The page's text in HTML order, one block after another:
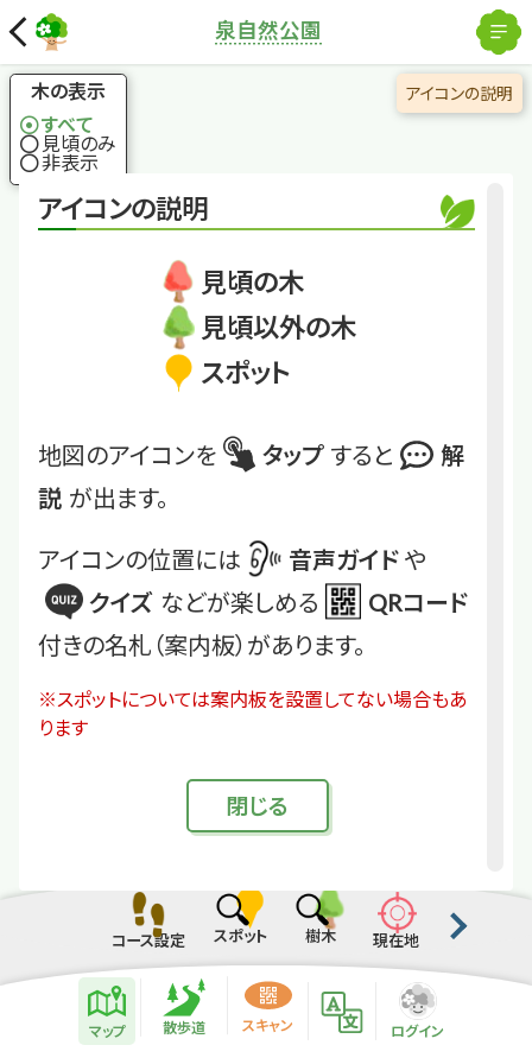
アイコンの説明
見頃の木
見頃以外の木
スポット
地図のアイコンを タップ すると
解
説 が出ます。
アイコンの位置には 音声ガイド や
クイズ などが楽しめる
QRコード
付きの名札（案内板）があります。
※スポットについては案内板を設置してない場合もあ
ります
閉じる
泉自然公園
ニリンソウ自生地
ニリンソウ自生地
国土地理院
木の表示
すべて
見頃のみ
非表示
解除
アイコンの説明
コース設定 スポット 樹木 現在地
マップ 散歩道 スキャン ログイン
散歩道紹介ページ
緑地紹介情報